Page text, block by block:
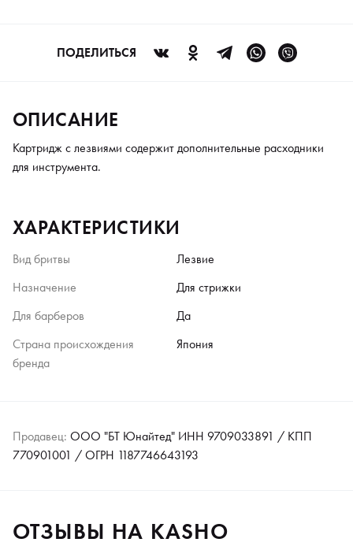
ПОДЕЛИТЬСЯ
ОПИСАНИЕ
Картридж с лезвиями содержит дополнительные расходники
для инструмента.
ХАРАКТЕРИСТИКИ
Вид бритвы
Лезвие
Назначение
Для стрижки
Для барберов
Да
Страна происхождения
бренда
Япония
Продавец: ООО "БТ Юнайтед" ИНН 9709033891 / КПП
770901001 / ОГРН 1187746643193
ОТЗЫВЫ НА KASHO